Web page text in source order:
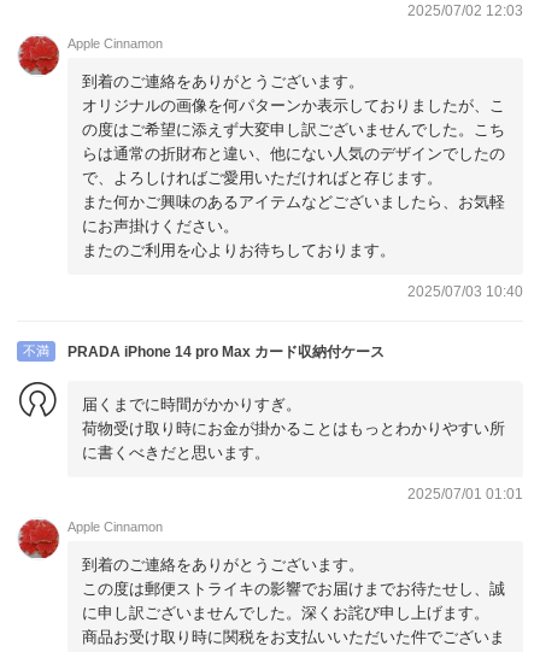
2025/07/02 12:03
Apple Cinnamon
到着のご連絡をありがとうございます。
オリジナルの画像を何パターンか表示しておりましたが、こ
の度はご希望に添えず大変申し訳ございませんでした。こち
らは通常の折財布と違い、他にない人気のデザインでしたの
で、よろしければご愛用いただければと存じます。
また何かご興味のあるアイテムなどございましたら、お気軽
にお声掛けください。
またのご利用を心よりお待ちしております。
2025/07/03 10:40
不満 PRADA iPhone 14 pro Max カード収納付ケース
届くまでに時間がかかりすぎ。
荷物受け取り時にお金が掛かることはもっとわかりやすい所
に書くべきだと思います。
2025/07/01 01:01
Apple Cinnamon
到着のご連絡をありがとうございます。
この度は郵便ストライキの影響でお届けまでお待たせし、誠
に申し訳ございませんでした。深くお詫び申し上げます。
商品お受け取り時に関税をお支払いいただいた件でございま